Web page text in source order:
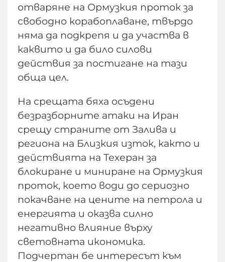
отваряне на Ормузкия проток за
свободно корабоплаване, твърдо
няма да подкрепя и да участва в
каквито и да било силови
действия за постигане на тази
обща цел.
На срещата бяха осъдени
безразборните атаки на Иран
срещу страните от Залива и
региона на Близкия изток, както и
действията на Техеран за
блокиране и миниране на Ормузкия
проток, което води до сериозно
покачване на цените на петрола и
енергията и оказва силно
негативно влияние върху
световната икономика.
Подчертан бе интересът към